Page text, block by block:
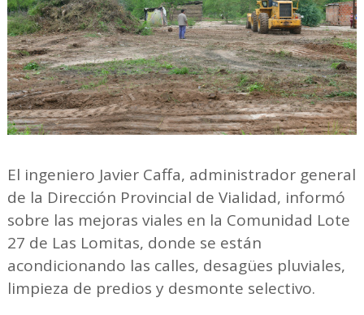
El ingeniero Javier Caffa, administrador general
de la Dirección Provincial de Vialidad, informó
sobre las mejoras viales en la Comunidad Lote
27 de Las Lomitas, donde se están
acondicionando las calles, desagües pluviales,
limpieza de predios y desmonte selectivo.